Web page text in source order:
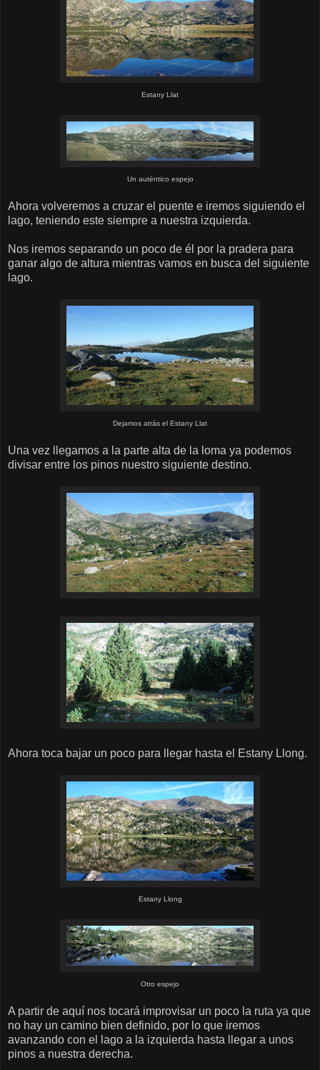
Estany Llat
Un auténtico espejo
Ahora volveremos a cruzar el puente e iremos siguiendo el
lago, teniendo este siempre a nuestra izquierda.
Nos iremos separando un poco de él por la pradera para
ganar algo de altura mientras vamos en busca del siguiente
lago.
Dejamos atrás el Estany Llat
Una vez llegamos a la parte alta de la loma ya podemos
divisar entre los pinos nuestro siguiente destino.
Ahora toca bajar un poco para llegar hasta el Estany Llong.
Estany Llong
Otro espejo
A partir de aquí nos tocará improvisar un poco la ruta ya que
no hay un camino bien definido, por lo que iremos
avanzando con el lago a la izquierda hasta llegar a unos
pinos a nuestra derecha.